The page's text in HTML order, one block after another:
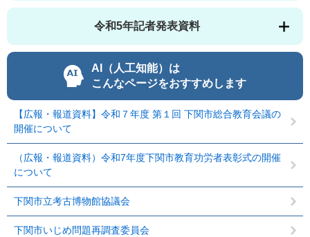
令和5年記者発表資料
AI（人工知能）は
こんなページをおすすめします
【広報・報道資料】令和７年度 第１回 下関市総合教育会議の
開催について
（広報・報道資料）令和7年度下関市教育功労者表彰式の開催
について
下関市立考古博物館協議会
下関市いじめ問題再調査委員会